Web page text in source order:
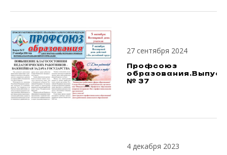
27 сентября 2024
Профсоюз
образования.Выпуск
№ 37
4 декабря 2023